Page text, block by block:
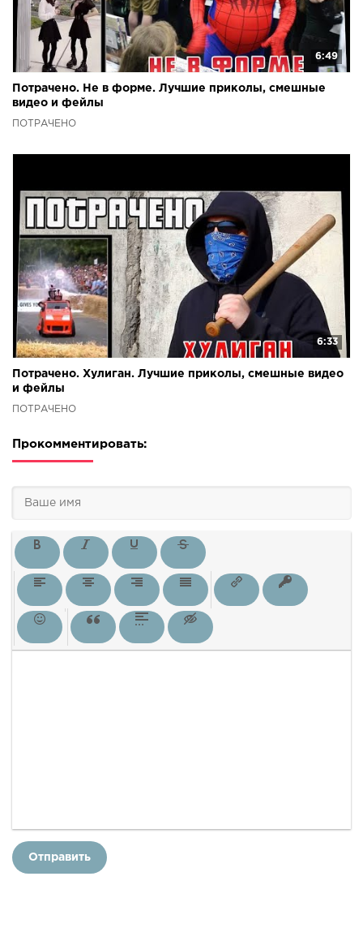
6:49
Потрачено. Не в форме. Лучшие приколы, смешные
видео и фейлы
ПОТРАЧЕНО
6:33
Потрачено. Хулиган. Лучшие приколы, смешные видео
и фейлы
ПОТРАЧЕНО
Прокомментировать:
Отправить